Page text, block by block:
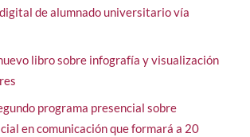
de alumnado universitario vía
libro sobre infografía y visualización
programa presencial sobre
en comunicación que formará a 20